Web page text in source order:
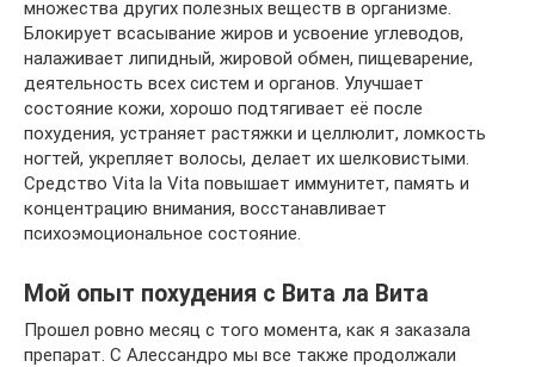
множества других полезных веществ в организме.
Блокирует всасывание жиров и усвоение углеводов,
налаживает липидный, жировой обмен, пищеварение,
деятельность всех систем и органов. Улучшает
состояние кожи, хорошо подтягивает её после
похудения, устраняет растяжки и целлюлит, ломкость
ногтей, укрепляет волосы, делает их шелковистыми.
Средство Vita la Vita повышает иммунитет, память и
концентрацию внимания, восстанавливает
психоэмоциональное состояние.
Мой опыт похудения с Вита ла Вита
Прошел ровно месяц с того момента, как я заказала
препарат. С Алессандро мы все также продолжали